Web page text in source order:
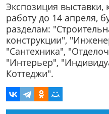
Экспозиция
работу до 14 апреля,
разделам:
конструкции",
"Сантехника",
"Интерьер",
Коттеджи".